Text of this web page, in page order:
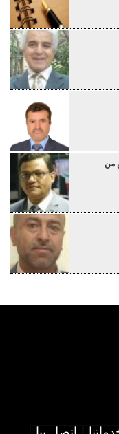
من